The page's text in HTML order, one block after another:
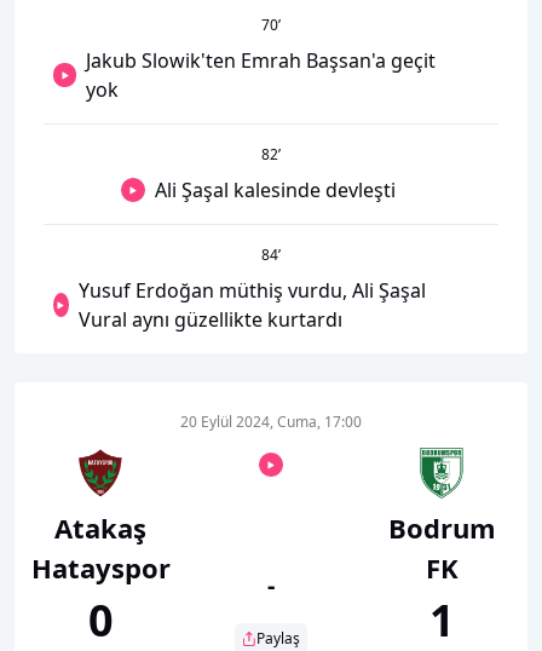
70’
Jakub Slowik'ten Emrah Başsan'a geçit
yok
82’
Ali Şaşal kalesinde devleşti
84’
Yusuf Erdoğan müthiş vurdu, Ali Şaşal
Vural aynı güzellikte kurtardı
Atakaş
Hatayspor
0
20 Eylül 2024, Cuma, 17:00
-
Paylaş
Bodrum
FK
1